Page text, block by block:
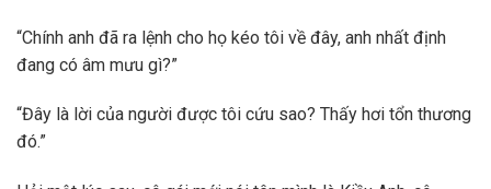
“Chính anh đã ra lệnh cho họ kéo tôi về đây, anh nhất định
đang có âm mưu gì?”
“Đây là lời của người được tôi cứu sao? Thấy hơi tổn thương
đó.”